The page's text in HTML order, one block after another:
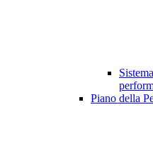
Piano della